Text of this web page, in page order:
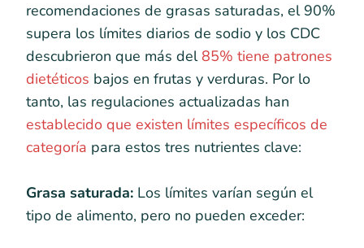
recomendaciones de grasas saturadas, el 90%
supera los límites diarios de sodio y los CDC
descubrieron que más del 85% tiene patrones
dietéticos bajos en frutas y verduras. Por lo
tanto, las regulaciones actualizadas han
establecido que existen límites específicos de
categoría para estos tres nutrientes clave:
Grasa saturada: Los límites varían según el
tipo de alimento, pero no pueden exceder: